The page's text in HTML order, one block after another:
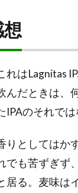
れはLagnitas
んだときは、
IPAのそれでは
りとしては
でも苦ずぎず
居る。麦味は